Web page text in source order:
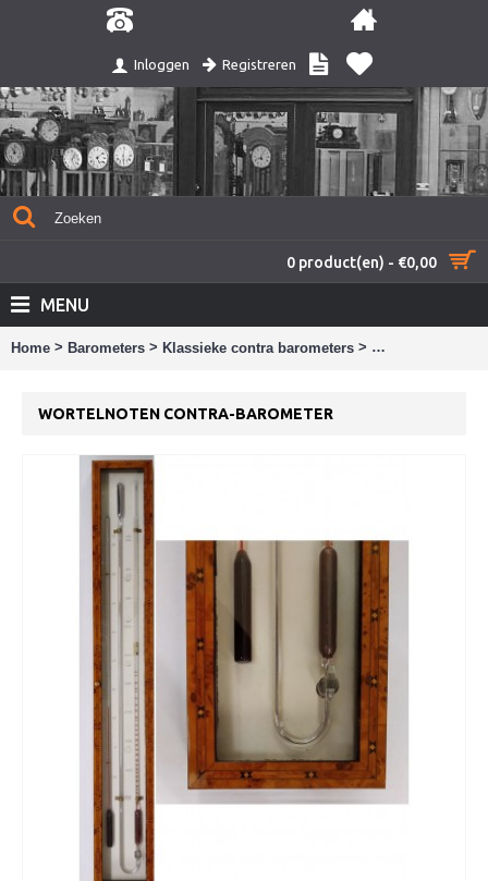
Inloggen Registreren
0 product(en) - €0,00
MENU
Home > Barometers > Klassieke contra barometers > Wortelnoten
WORTELNOTEN CONTRA-BAROMETER